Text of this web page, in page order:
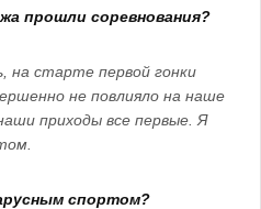
прошли соревнования?
на старте первой гонки
не повлияло на наше
приходы все первые. Я
спортом?